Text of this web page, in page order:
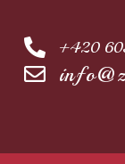
+420